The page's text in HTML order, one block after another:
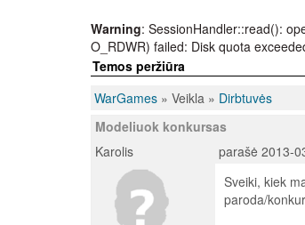
Warning: SessionHandler::read():
O_RDWR) failed: Disk quota
Temos peržiūra
WarGames » Veikla » Dirbtuvės
Modeliuok konkursas
Karolis
parašė 2013-
Sveiki, kiek
paroda/